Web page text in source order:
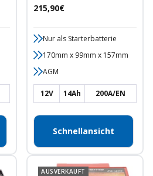
Angebotspreis
215,90€
Nur als Starterbatterie
170mm x 99mm x 157mm
AGM
12V 14Ah 200A/EN
Schnellansicht
AUSVERKAUFT